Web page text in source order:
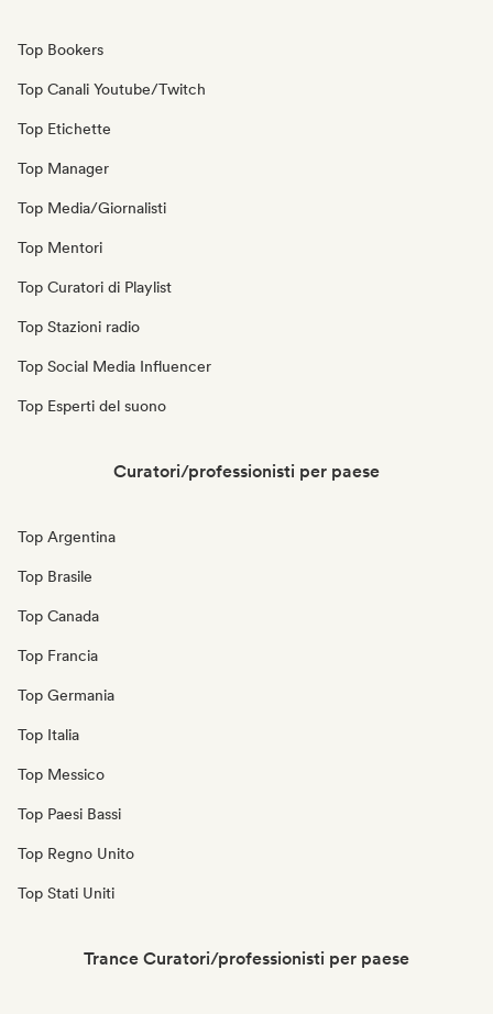
Top Bookers
Top Canali Youtube/Twitch
Top Etichette
Top Manager
Top Media/Giornalisti
Top Mentori
Top Curatori di Playlist
Top Stazioni radio
Top Social Media Influencer
Top Esperti del suono
Curatori/professionisti per paese
Top Argentina
Top Brasile
Top Canada
Top Francia
Top Germania
Top Italia
Top Messico
Top Paesi Bassi
Top Regno Unito
Top Stati Uniti
Trance Curatori/professionisti per paese